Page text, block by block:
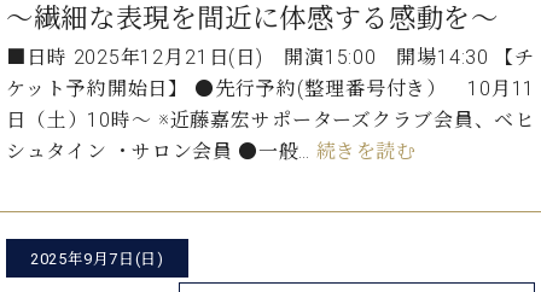
～繊細な表現を間近に体感する感動を～
■日時 2025年12月21日(日) 開演15:00 開場14:30 【チ
ケット予約開始日】 ●先行予約(整理番号付き） 10月11
日（土）10時～ ※近藤嘉宏サポーターズクラブ会員、ベヒ
シュタイン ・サロン会員 ●一般… 続きを読む
2025年9月7日(日)